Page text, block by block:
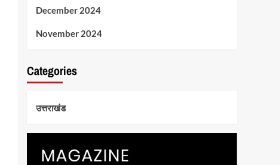
December 2024
November 2024
Categories
उत्तराखंड